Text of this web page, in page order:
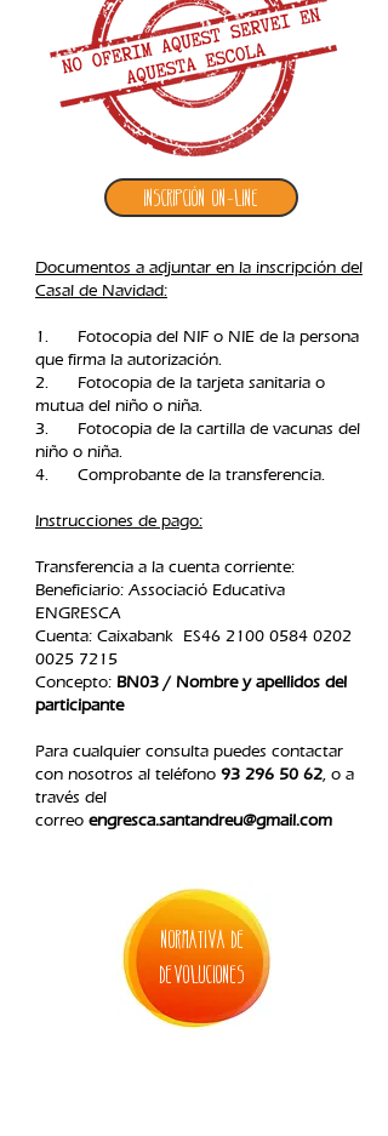
Inscripción ON-LINE
Documentos a adjuntar en la inscripción del
Casal de Navidad:
1. Fotocopia del NIF o NIE de la persona
que firma la autorización.
2. Fotocopia de la tarjeta sanitaria o
mutua del niño o niña.
3. Fotocopia de la cartilla de vacunas del
niño o niña.
4. Comprobante de la transferencia.​
Instrucciones de pago:
Transferencia a la cuenta corriente:
Beneficiario: Associació Educativa
ENGRESCA
Cuenta: Caixabank ES46 2100 0584 0202
0025 7215
Concepto: BN03 / Nombre y apellidos del
participante
Para cualquier consulta puedes contactar
con nosotros al teléfono 93 296 50 62, o a
través del
correo engresca.santandreu@gmail.com
normativa de
devoluciones